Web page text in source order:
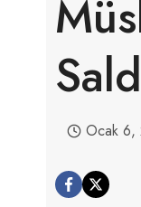
Ocak 6,